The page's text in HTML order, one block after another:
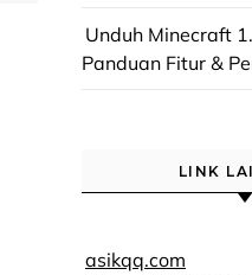
Unduh Minecraft
Panduan Fitur &
LINK
asikqq.com